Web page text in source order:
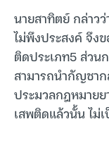
นายสาทิตย์ กล่าว
ไม่พึงประสงค์ จึง
ติดประเภท5 ส่วน
สามารถนำกัญชาก
ประมวลกฎหมาย
เสพติดแล้วนั้น ไม่